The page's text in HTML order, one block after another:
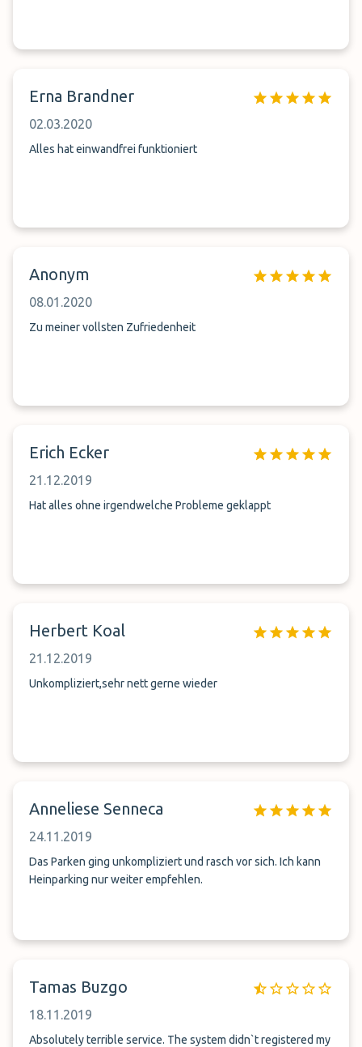
Erna Brandner
02.03.2020
Alles hat einwandfrei funktioniert
Anonym
08.01.2020
Zu meiner vollsten Zufriedenheit
Erich Ecker
21.12.2019
Hat alles ohne irgendwelche Probleme geklappt
Herbert Koal
21.12.2019
Unkompliziert,sehr nett gerne wieder
Anneliese Senneca
24.11.2019
Das Parken ging unkompliziert und rasch vor sich. Ich kann
Heinparking nur weiter empfehlen.
Tamas Buzgo
18.11.2019
Absolutely terrible service. The system didn`t registered my